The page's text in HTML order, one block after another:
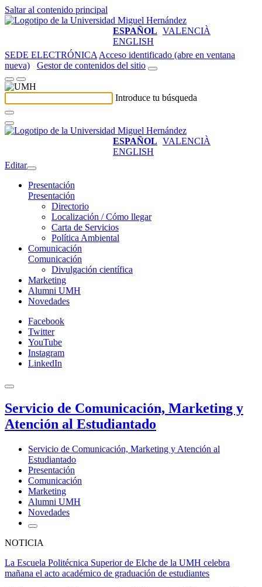
Saltar al contenido principal
ESPAÑOL VALENCIÀ
ENGLISH
SEDE ELECTRÓNICA Acceso identificado (abre en ventana
nueva)
Gestor de contenidos del sitio
Introduce tu búsqueda
ESPAÑOL VALENCIÀ
ENGLISH
Editar
Presentación
Presentación
Directorio
Localización / Cómo llegar
Carta de Servicios
Política Ambiental
Comunicación
Comunicación
Divulgación científica
Marketing
Alumni UMH
Novedades
Facebook
Twitter
YouTube
Instagram
LinkedIn
Servicio de Comunicación, Marketing y
Atención al Estudiantado
Servicio de Comunicación, Marketing y Atención al
Estudiantado
Presentación
Comunicación
Marketing
Alumni UMH
Novedades
NOTICIA
La Escuela Politécnica Superior de Elche de la UMH celebra
mañana el acto académico de graduación de estudiantes